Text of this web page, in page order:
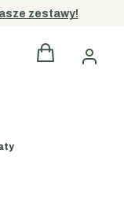
zestawy!
Produkty w